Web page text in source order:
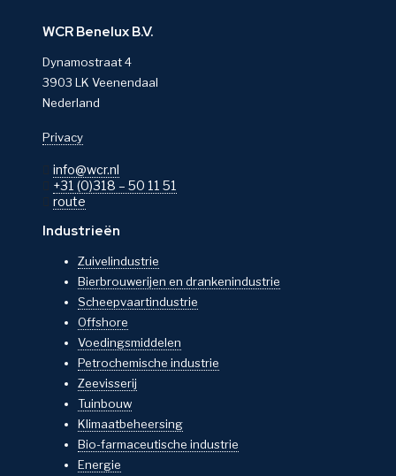
WCR Benelux B.V.
Dynamostraat 4
3903 LK Veenendaal
Nederland
Privacy
info@wcr.nl
+31 (0)318 – 50 11 51
route
Industrieën
Zuivelindustrie
Bierbrouwerijen en drankenindustrie
Scheepvaartindustrie
Offshore
Voedingsmiddelen
Petrochemische industrie
Zeevisserij
Tuinbouw
Klimaatbeheersing
Bio-farmaceutische industrie
Energie